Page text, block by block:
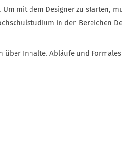
mit dem Designer zu starten,
in den Bereichen
Inhalte, Abläufe und